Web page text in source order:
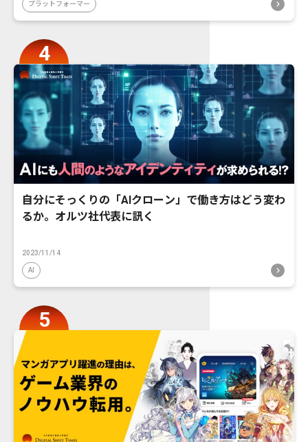
プラットフォーマー
自分にそっくりの「AIクローン」で働き方はどう変わ
るか。オルツ社代表に訊く
2023/11/14
AI